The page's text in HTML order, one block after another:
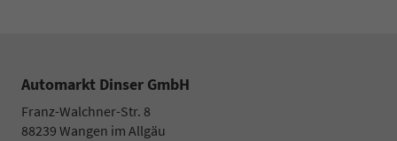
Automarkt Dinser GmbH
Franz-Walchner-Str. 8
88239 Wangen im Allgäu